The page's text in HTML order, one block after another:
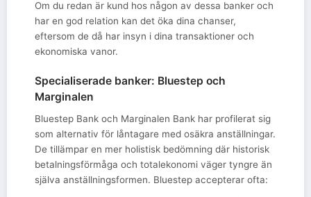
Om du redan är kund hos någon av dessa banker och
har en god relation kan det öka dina chanser,
eftersom de då har insyn i dina transaktioner och
ekonomiska vanor.
Specialiserade banker: Bluestep och
Marginalen
Bluestep Bank och Marginalen Bank har profilerat sig
som alternativ för låntagare med osäkra anställningar.
De tillämpar en mer holistisk bedömning där historisk
betalningsförmåga och totalekonomi väger tyngre än
själva anställningsformen. Bluestep accepterar ofta: